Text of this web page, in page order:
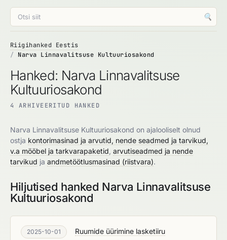
🔍
Riigihanked Eestis
Narva Linnavalitsuse Kultuuriosakond
Hanked: Narva Linnavalitsuse
Kultuuriosakond
4 ARHIVEERITUD HANKED
Narva Linnavalitsuse Kultuuriosakond on ajalooliselt olnud
ostja kontorimasinad ja arvutid, nende seadmed ja tarvikud,
v.a mööbel ja tarkvarapaketid arvutiseadmed ja nende
tarvikud ja andmetöötlusmasinad (riistvara).
Hiljutised hanked Narva Linnavalitsuse
Kultuuriosakond
2025-10-01
Ruumide üürimine lasketiiru